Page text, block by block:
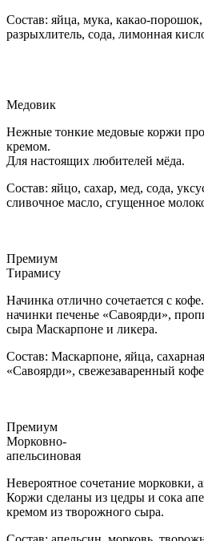
Состав: яйца, мука, какао-
разрыхлитель, сода, лимонная
Медовик
Нежные тонкие медовые коржи
кремом.
Для настоящих любителей мёда.
Состав: яйцо, сахар, мед, сода,
сливочное масло, сгущенное
Премиум
Тирамису
Начинка отлично сочетается с
начинки печенье «Савоярди»,
сыра Маскарпоне и ликера.
Состав: Маскарпоне, яйца,
«Савоярди», свежезаваренный
Премиум
Морковно-
апельсиновая
Невероятное сочетание морковки,
Коржи сделаны из цедры и сока
кремом из творожного сыра.